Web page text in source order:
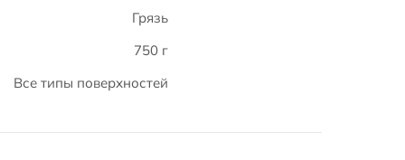
Грязь
750 г
Все типы поверхностей